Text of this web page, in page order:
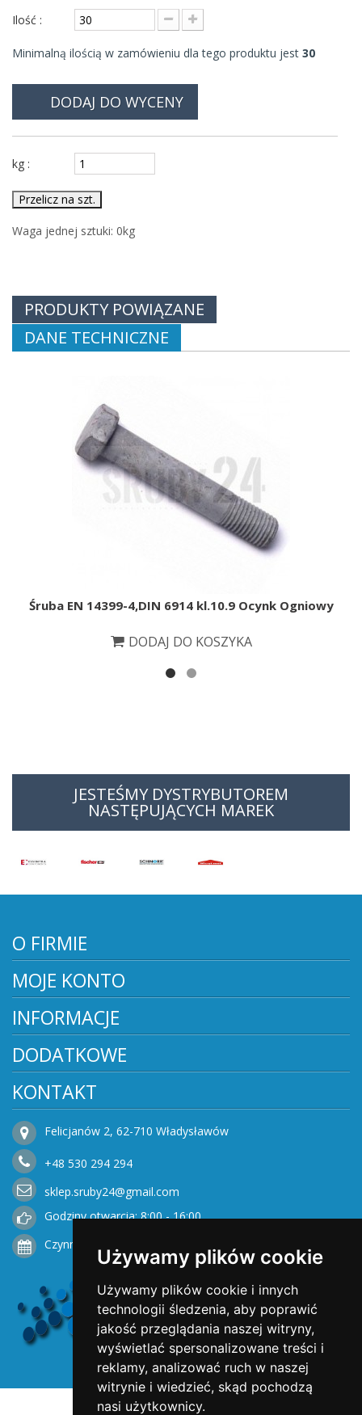
Używamy plików cookie
Używamy plików cookie i innych
technologii śledzenia, aby poprawić
jakość przeglądania naszej witryny,
wyświetlać spersonalizowane treści i
reklamy, analizować ruch w naszej
witrynie i wiedzieć, skąd pochodzą
nasi użytkownicy.
Ilość :
Minimalną ilością w zamówieniu dla tego produktu jest 30
DODAJ DO WYCENY
kg :
Przelicz na szt.
Waga jednej sztuki: 0kg
PRODUKTY POWIĄZANE
DANE TECHNICZNE
Śruba EN 14399-4,DIN 6914 kl.10.9 Ocynk Ogniowy
DODAJ DO KOSZYKA
JESTEŚMY DYSTRYBUTOREM
NASTĘPUJĄCYCH MAREK
O FIRMIE
MOJE KONTO
INFORMACJE
DODATKOWE
KONTAKT
Felicjanów 2, 62-710 Władysławów
+48 530 294 294
sklep.sruby24@gmail.com
Godziny otwarcia: 8:00 - 16:00
Czynne od Poniedziałku do Piątku